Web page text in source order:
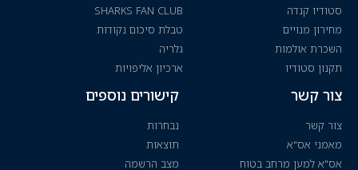
סטודיו קנדה
מחירון מנויים
השכרת אולמות
תקנון סטודיו
SHARKS FAN CLUB
טבלת סיכום נקודות
גלריה
ארכיון אליפויות
צור קשר
צור קשר
מאמני אס"א
אס"א למען מרחב בטוח
קישורים נוספים
נבחרות
תוצאות
מצב הרשמה